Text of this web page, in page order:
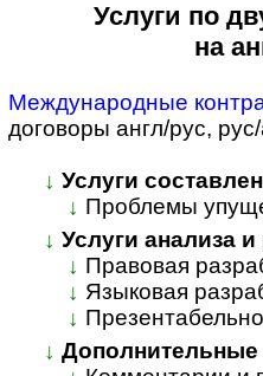
Услуги по
на
Международные
договоры англ/рус,
↓ Услуги
↓ Проблемы
↓ Услуги анализа
↓ Правовая
↓ Языковая
↓
↓ Дополнительные